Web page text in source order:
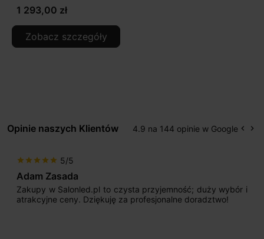
1 293,00 zł
Zobacz szczegóły
Opinie naszych Klientów 4.9 na 144 opinie w Google keyboard_arrow_left keyboard_arrow_right
star star star star star 5/5
Adam Zasada
Zakupy w Salonled.pl to czysta przyjemność; duży wybór i
atrakcyjne ceny. Dziękuję za profesjonalne doradztwo!